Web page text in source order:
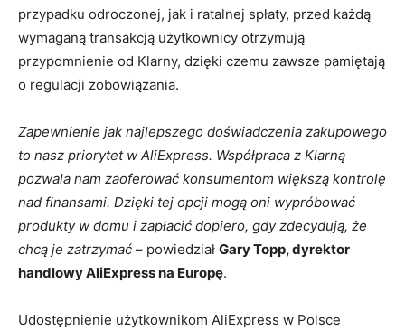
przypadku odroczonej, jak i ratalnej spłaty, przed każdą
wymaganą transakcją użytkownicy otrzymują
przypomnienie od Klarny, dzięki czemu zawsze pamiętają
o regulacji zobowiązania.
Zapewnienie jak najlepszego doświadczenia zakupowego
to nasz priorytet w AliExpress. Współpraca z Klarną
pozwala nam zaoferować konsumentom większą kontrolę
nad finansami. Dzięki tej opcji mogą oni wypróbować
produkty w domu i zapłacić dopiero, gdy zdecydują, że
chcą je zatrzymać – powiedział Gary Topp, dyrektor
handlowy AliExpress na Europę.
Udostępnienie użytkownikom AliExpress w Polsce